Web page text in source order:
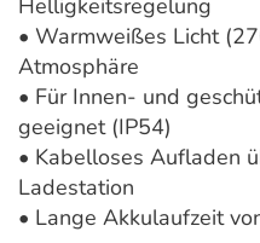
Helligkeitsregelung
• Warmweißes Licht
Atmosphäre
• Für Innen- und
geeignet (IP54)
• Kabelloses Aufladen
Ladestation
• Lange Akkulaufzeit